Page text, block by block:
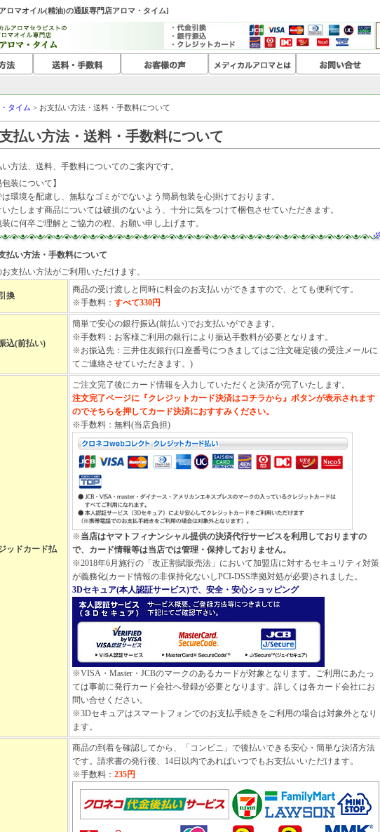
ロマオイル(精油)の通販専門店アロマ・タイム]
タイム > お支払い方法・送料・手数料について
払い方法・送料・手数料について
い方法、送料、手数料についてのご案内です。
包装について】
は環境を配慮し、無駄なゴミがでないよう簡易包装を心掛けております。
いたします商品については破損のないよう、十分に気をつけて梱包させていただきます。
に何卒ご理解とご協力の程、お願い申し上げます。
払い方法・手数料について
お支払い方法がご利用いただけます。
換
商品の受け渡しと同時に料金のお支払いができますので、とても便利です。
※手数料： すべて330円
込(前払い)
簡単で安心の銀行振込(前払い)でお支払いができます。
※手数料：お客様ご利用の銀行により振込手数料が必要となります。
※お振込先：三井住友銀行(口座番号につきましてはご注文確定後の受注メールに
てご連絡させていただきます。)
ッドカード払
ご注文完了後にカード情報を入力していただくと決済が完了いたします。
注文完了ページに『クレジットカード決済はコチラから』ボタンが表示されます
のでそちらを押してカード決済におすすみください。
※手数料：無料(当店負担)
※当店はヤマトフィナンシャル提供の決済代行サービスを利用しておりますの
で、カード情報等は当店では管理・保持しておりません。
※2018年6月施行の「改正割賦販売法」において加盟店に対するセキュリティ対策
が義務化(カード情報の非保持化ないしPCI-DSS準拠対処が必要)されました。
3Dセキュア(本人認証サービス)で、安全・安心ショッピング
※VISA・Master・JCBのマークのあるカードが対象となります。ご利用にあたっ
ては事前に発行カード会社へ登録が必要となります。詳しくは各カード会社にお
問い合せください。
※3Dセキュアはスマートフォンでのお支払手続きをご利用の場合は対象外となり
ます。
商品の到着を確認してから、「コンビニ」で後払いできる安心・簡単な決済方法
です。請求書の発行後、14日以内であればいつでもお支払いいただけます。
※手数料： 235円